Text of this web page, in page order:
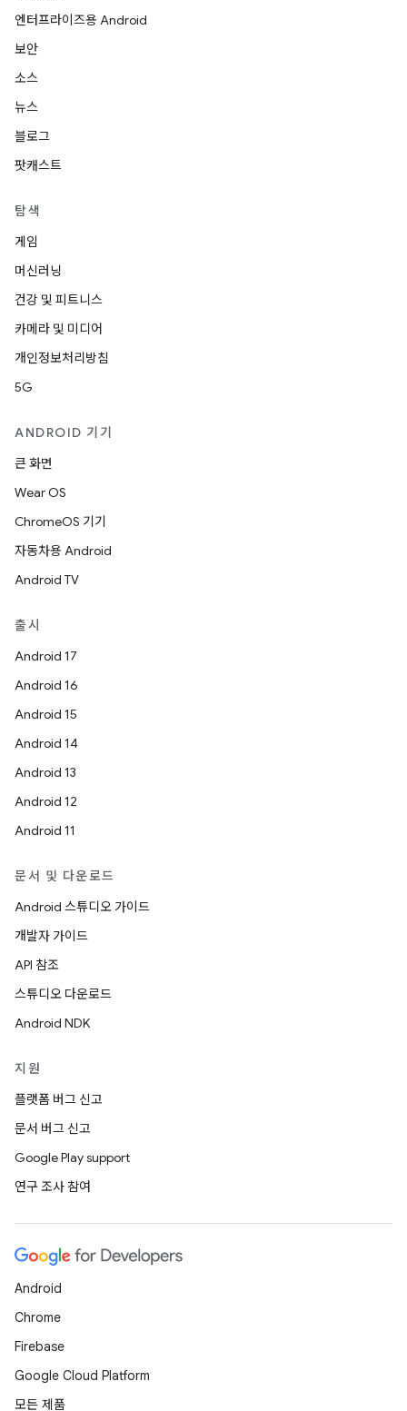
엔터프라이즈용 Android
보안
소스
뉴스
블로그
팟캐스트
탐색
게임
머신러닝
건강 및 피트니스
카메라 및 미디어
개인정보처리방침
5G
ANDROID 기기
큰 화면
Wear OS
ChromeOS 기기
자동차용 Android
Android TV
출시
Android 17
Android 16
Android 15
Android 14
Android 13
Android 12
Android 11
문서 및 다운로드
Android 스튜디오 가이드
개발자 가이드
API 참조
스튜디오 다운로드
Android NDK
지원
플랫폼 버그 신고
문서 버그 신고
Google Play support
연구 조사 참여
Android
Chrome
Firebase
Google Cloud Platform
모든 제품